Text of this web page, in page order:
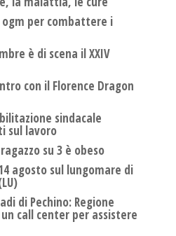
per combattere i
è di scena il XXIV
con il Florence Dragon
sindacale
sul lavoro
su 3 è obeso
agosto sul lungomare di
di Pechino: Regione
un call center per assistere